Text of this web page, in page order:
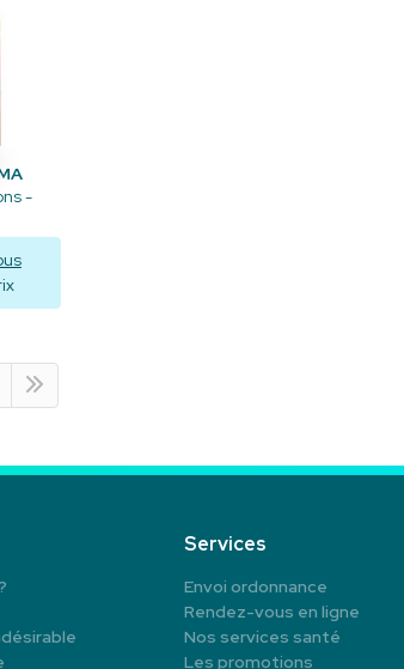
-
Services
Envoi ordonnance
Rendez-vous en ligne
Nos services santé
Les promotions